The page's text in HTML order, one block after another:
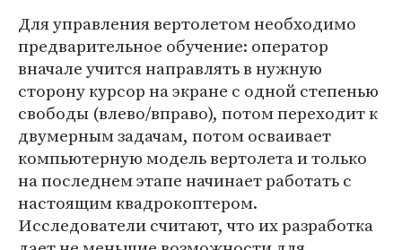
Для управления вертолетом необходимо
предварительное обучение: оператор
вначале учится направлять в нужную
сторону курсор на экране с одной степенью
свободы (влево/вправо), потом переходит к
двумерным задачам, потом осваивает
компьютерную модель вертолета и только
на последнем этапе начинает работать с
настоящим квадрокоптером.
Исследователи считают, что их разработка